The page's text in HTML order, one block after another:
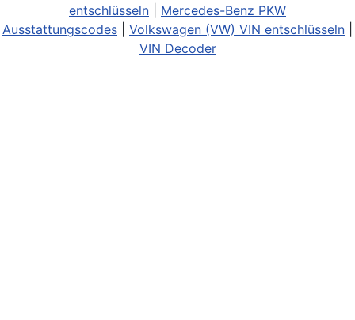
entschlüsseln
Mercedes-Benz PKW
Ausstattungscodes
Volkswagen (VW) VIN entschlüsseln
VIN Decoder